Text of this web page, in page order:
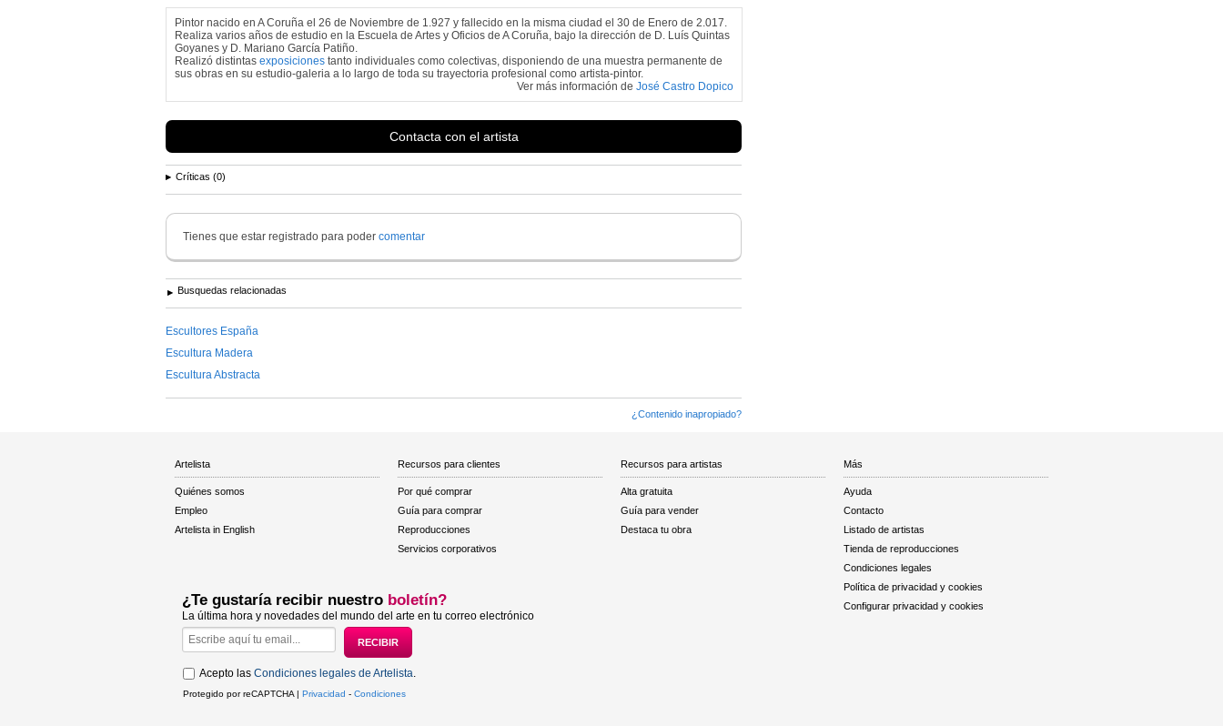
Pintor nacido en A Coruña el 26 de Noviembre de 1.927 y fallecido en la misma ciudad el 30 de Enero de 2.017.
Realiza varios años de estudio en la Escuela de Artes y Oficios de A Coruña, bajo la dirección de D. Luís Quintas
Goyanes y D. Mariano García Patiño.
Realizó distintas exposiciones tanto individuales como colectivas, disponiendo de una muestra permanente de
sus obras en su estudio-galeria a lo largo de toda su trayectoria profesional como artista-pintor.
Ver más información de José Castro Dopico
Contacta con el artista
Críticas (0)
Tienes que estar registrado para poder comentar
Busquedas relacionadas
Escultores España
Escultura Madera
Escultura Abstracta
¿Contenido inapropiado?
Artelista
Quiénes somos
Empleo
Artelista in English
Recursos para clientes
Por qué comprar
Guía para comprar
Reproducciones
Servicios corporativos
Recursos para artistas
Alta gratuita
Guía para vender
Destaca tu obra
Más
Ayuda
Contacto
Listado de artistas
Tienda de reproducciones
Condiciones legales
Política de privacidad y cookies
Configurar privacidad y cookies
¿Te gustaría recibir nuestro boletín?
La última hora y novedades del mundo del arte en tu correo electrónico
Acepto las Condiciones legales de Artelista
Protegido por reCAPTCHA | Privacidad - Condiciones